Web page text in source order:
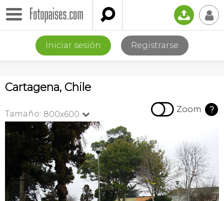
 📤 👤
Iniciar sesión Registrarse
Cartagena, Chile
Tamaño: 800x600   Zoom ?